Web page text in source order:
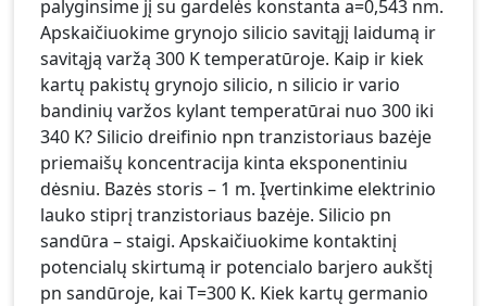
palyginsime jį su gardelės konstanta a=0,543 nm.
Apskaičiuokime grynojo silicio savitąjį laidumą ir
savitąją varžą 300 K temperatūroje. Kaip ir kiek
kartų pakistų grynojo silicio, n silicio ir vario
bandinių varžos kylant temperatūrai nuo 300 iki
340 K? Silicio dreifinio npn tranzistoriaus bazėje
priemaišų koncentracija kinta eksponentiniu
dėsniu. Bazės storis – 1 m. Įvertinkime elektrinio
lauko stiprį tranzistoriaus bazėje. Silicio pn
sandūra – staigi. Apskaičiuokime kontaktinį
potencialų skirtumą ir potencialo barjero aukštį
pn sandūroje, kai T=300 K. Kiek kartų germanio